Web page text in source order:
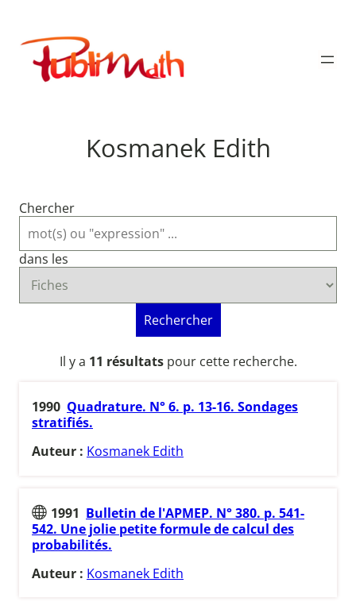
contenu
Publimath
Kosmanek Edith
Chercher
dans les
Rechercher
Il y a 11 résultatspour cette recherche.
1990 Quadrature. N° 6. p. 13-16. Sondages
stratifiés.
Auteur : Kosmanek Edith
1991 Bulletin de l'APMEP. N° 380. p. 541-
542. Une jolie petite formule de calcul des
probabilités.
Auteur : Kosmanek Edith